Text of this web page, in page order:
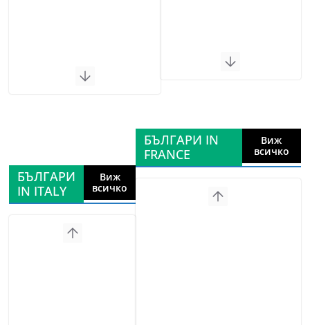
БЪЛГАРИ
IN ITALY
Виж
всичко
БЪЛГАРИ IN
FRANCE
Виж
всичко